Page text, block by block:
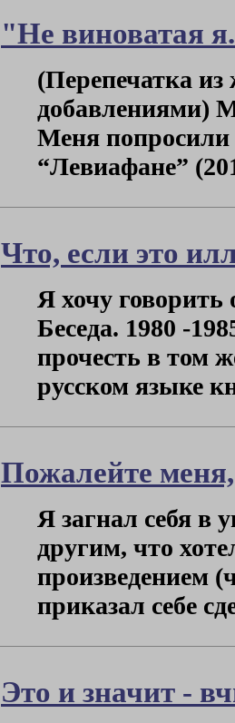
"Не виноватая
(Перепечатка
добавлениями)
Меня попросили
“Левиафане”
Что, если это
Я хочу говорить
Беседа. 1980 -
прочесть в том
русском языке
Пожалейте
Я загнал себя в
другим, что
произведением
приказал себе
Это и значит -